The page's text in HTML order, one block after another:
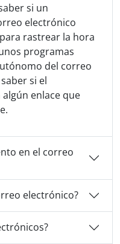
si un
electrónico
rastrear la hora
programas
del correo
si el
enlace que
en el correo
electrónico?